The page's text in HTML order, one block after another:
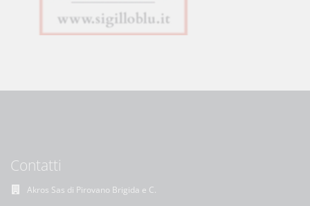
Contatti
Akros Sas di Pirovano Brigida e C.